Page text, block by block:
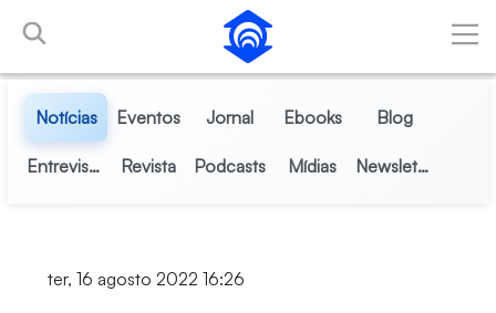
Pular para o Conteúdo principal
Notícias Eventos Jornal Ebooks Blog
Entrevistas Revista Podcasts Mídias Newsletter
ter, 16 agosto 2022 16:26